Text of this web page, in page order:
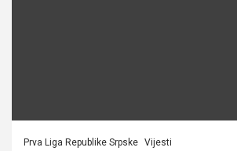
Prva Liga Republike Srpske Vijesti